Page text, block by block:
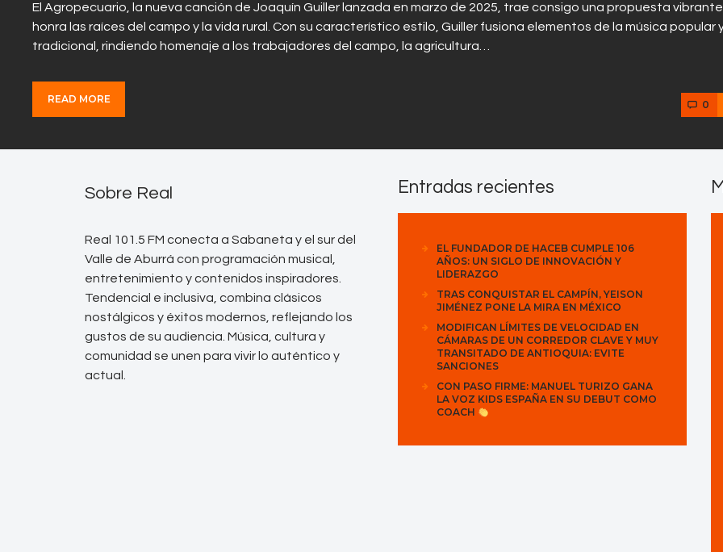
El Agropecuario, la nueva canción de Joaquín Guiller lanzada en marzo de 2025, trae consigo una propuesta
honra las raíces del campo y la vida rural. Con su característico estilo, Guiller fusiona elementos de la música popular
tradicional, rindiendo homenaje a los trabajadores del campo, la agricultura…
READ MORE 0
Sobre Real
Real 101.5 FM conecta a Sabaneta y el sur del
Valle de Aburrá con programación musical,
entretenimiento y contenidos inspiradores.
Tendencial e inclusiva, combina clásicos
nostálgicos y éxitos modernos, reflejando los
gustos de su audiencia. Música, cultura y
comunidad se unen para vivir lo auténtico y
actual.
Entradas recientes
EL FUNDADOR DE HACEB CUMPLE 106
AÑOS: UN SIGLO DE INNOVACIÓN Y
LIDERAZGO
TRAS CONQUISTAR EL CAMPÍN, YEISON
JIMÉNEZ PONE LA MIRA EN MÉXICO
MODIFICAN LÍMITES DE VELOCIDAD EN
CÁMARAS DE UN CORREDOR CLAVE Y MUY
TRANSITADO DE ANTIOQUIA: EVITE
SANCIONES
CON PASO FIRME: MANUEL TURIZO GANA
LA VOZ KIDS ESPAÑA EN SU DEBUT COMO
COACH